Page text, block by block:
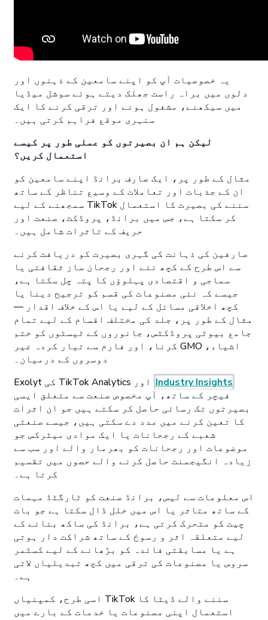
یہ خصوصیات آپ کو اپنے سامعین کے ذہنوں اور
دلوں میں براہ راست جھلک دیتے ہوئے سوشل میڈیا
میں سیکھنے، مشغول ہونے اور ترقی کرنے کا ایک
سنہری موقع فراہم کرتی ہیں۔
لیکن ہم ان بصیرتوں کو عملی طور پر کیسے
استعمال کریں؟
مثال کے طور پر، ایک صارف برانڈ اپنے سامعین کو
ان کے جذبات اور تعاملات کے وسیع تناظر کے ساتھ
سمجھنے کے لیے TikTok سننے کی بصیرت کا استعمال
کر سکتا ہے، جس میں برانڈ، پروڈکٹ، صنعت اور
حریف کے تاثرات شامل ہیں۔
صارفین کی ذہانت کی گہری بصیرت کو دریافت کرنے
سے اس طرح کے کچھ نئے اور رجحان ساز ثقافتی یا
سماجی و اقتصادی پہلوؤں کا پتہ چل سکتا ہے،
جیسے کہ نئی مصنوعات کی قسم کو ترجیح دینا یا
کچھ اخلاقی مسائل کے لیے یا اس کے خلاف اقدار —
مثال کے طور پر، جلد کی مختلف اقسام کے لیے تمام
جامع بیوٹی پروڈکٹس، جانوروں کے ٹیسٹوں کو ختم
کرنا، اور فارم سے تیار کردہ غیر GMO اشیاء،
دوسروں کے درمیان۔
Industry Insights
فیچر کے ساتھ، آپ مخصوص صنعت سے متعلق ایسی
بصیرتوں تک رسائی حاصل کر سکتے ہیں جو ان اثرات
کا تعین کرنے میں مدد دے سکتی ہیں، جیسے صنعتی
شعبے کے رجحانات یا ایک موادی میٹرکس جو
موضوعات اور رجحانات کو بھرمار والے اور سب سے
زیادہ انگیجمنٹ حاصل کرنے والے حصوں میں تقسیم
کرتا ہے۔
اس معلومات سے لیس، برانڈ صنعت کو ٹارگٹڈ مہمات
کے ساتھ متاثر یا اس میں خلل ڈال سکتا ہے جو بات
چیت کو متحرک کرتی ہے، برانڈ کی ساکھ بنانے کے
لیے متعلقہ اثر و رسوخ کے ساتھ شراکت دار ہوتی
ہے یا مسابقتی فائدہ کو بڑھانے کے لیے کسٹمر
سروس یا مصنوعات کی ترقی میں کچھ تبدیلیاں لاتی
ہے۔
اسی طرح، کمپنیاں TikTok سننے والے ڈیٹا کا
استعمال اپنی مصنوعات یا خدمات کے بارے میں